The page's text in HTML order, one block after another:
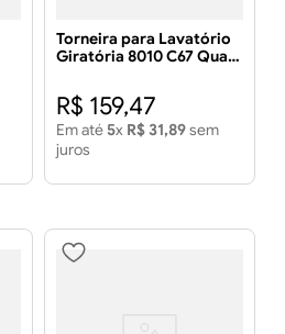
Torneira para Lavatório
Giratória 8010 C67 Quad
METAIS
R$ 159,47
Em até 5x R$ 31,89sem
juros